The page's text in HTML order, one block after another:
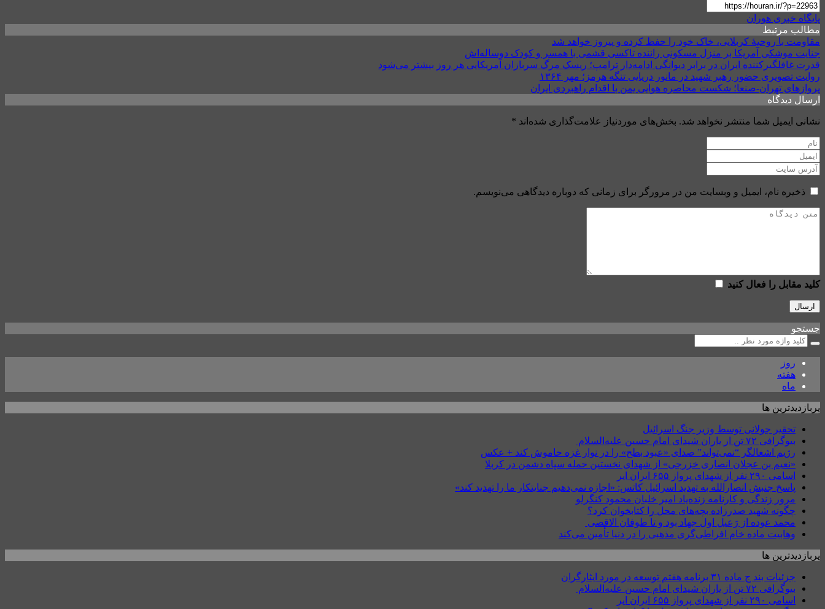
پایگاه خبری هوران
مطالب مرتبط
مقاومت با روحیهٔ کربلایی، خاک خود را حفظ کرده و پیروز خواهد شد
جنایت موشکی آمریکا بر منزل مسکونی راننده تاکسی قشمی با همسر و کودک دوساله‌اش
قدرت غافلگیرکننده ایران در برابر دیوانگی ادامه‌دار ترامپ؛ ریسک مرگ سربازان آمریکایی هر روز بیشتر می‌شود
روایت تصویری حضور رهبر شهید در مانور دریایی تنگه هرمز؛ مهر ۱۳۶۴
پروازهای تهران-صنعا؛ شکست محاصره هوایی یمن با اقدام راهبردی ایران
ارسال دیدگاه
نشانی ایمیل شما منتشر نخواهد شد. بخش‌های موردنیاز علامت‌گذاری شده‌اند *
ذخیره نام، ایمیل و وبسایت من در مرورگر برای زمانی که دوباره دیدگاهی می‌نویسم.
کلید مقابل را فعال کنید
جستجو
روز
هفته
ماه
پربازدیدترین ها
تحقیر جولانی توسط وزیر جنگ اسرائیل
بیوگرافی ۷۲ تن از یاران شیدای امام حسین علیه‌السلام
رژیم اشغالگر “نمی‌تواند” صدای «عبود بطح» را در نوار غزه خاموش کند + عکس
«نعیم بن عجلان انصاری خزرجی» از شهدای نخستین حمله سپاه دشمن در کربلا
اسامی ۲۹۰ نفر از شهدای پرواز ۶۵۵ ایران ایر
پاسخ جنبش انصارالله به تهدید اسرائیل کاتس: «اجازه نمی‌دهیم جنایتکار ما را تهدید کند»
مرور زندگی و کارنامه زنده‌یاد امیر خلبان محمود کنگرلو
چگونه شهید صدرزاده بچه‌های محل را کتابخوان کرد؟
محمد عوده از رَعیل اول جهاد بود و تا طوفان الاقصی
وهابیت ماده خام افراطی‌گری مذهبی را در دنیا تأمین می‌کند
پربازدیدترین ها
جزئیات بند ج ماده ۳۱ برنامه هفتم توسعه در مورد ایثارگران
بیوگرافی ۷۲ تن از یاران شیدای امام حسین علیه‌السلام
اسامی ۲۹۰ نفر از شهدای پرواز ۶۵۵ ایران ایر